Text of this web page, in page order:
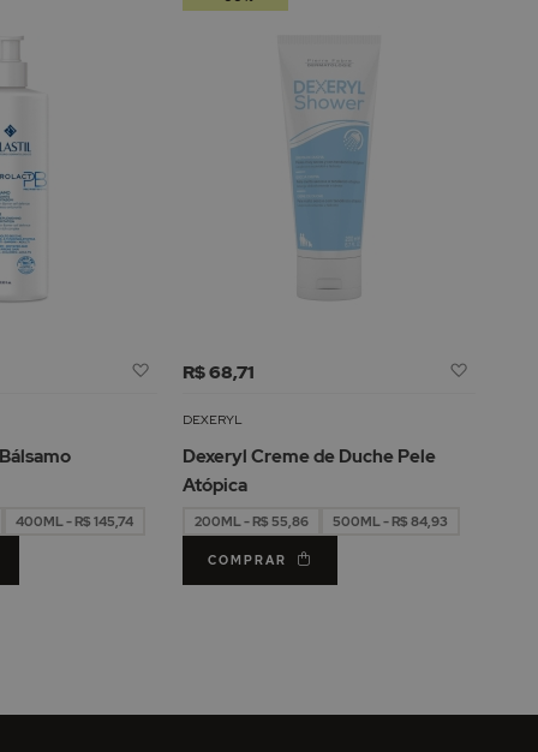
Adicionar
Lista
Desejos
400ML - R$ 145,74
R$ 68,71
DEXERYL
Dexeryl Creme de Duche Pele
Atópica
200ML - R$ 55,86 500ML - R$ 84,93
COMPRAR